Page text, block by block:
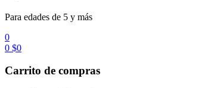
Para edades de 5 y más
0
0 $0
Carrito de compras